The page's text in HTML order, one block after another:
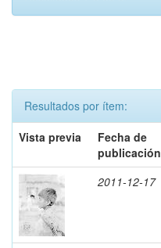
Resultados por ítem:
Vista previa
Fecha de
publicación
2011-12-17